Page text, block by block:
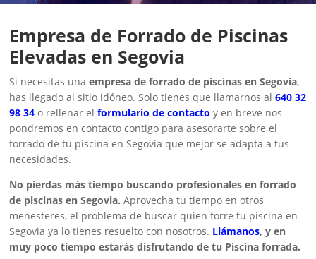
Empresa de Forrado de Piscinas
Elevadas en Segovia
Si necesitas unaempresa de forrado de piscinas en Segovia,
has llegado al sitio idóneo. Solo tienes que llamarnos al640 32
98 34 o rellenar elformulario de contacto y en breve nos
pondremos en contacto contigo para asesorarte sobre el
forrado de tu piscina en Segovia que mejor se adapta a tus
necesidades.
No pierdas más tiempo buscando profesionales en forrado
de piscinas en Segovia. Aprovecha tu tiempo en otros
menesteres, el problema de buscar quien forre tu piscina en
Segovia ya lo tienes resuelto con nosotros. Llámanos, y en
muy poco tiempo estarás disfrutando de tu Piscina forrada.